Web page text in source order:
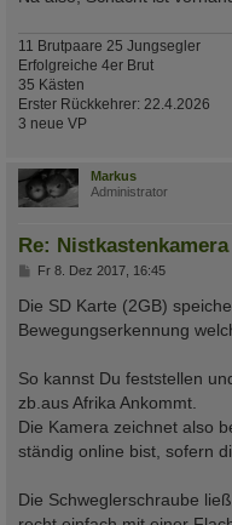
11 Brutpaare 25 Jungsegler
Erfolgreiche 4er Brut
35 Kästen
Erster Rückkehrer: 22.4.2026
3 neue VP
Markus
Administrator
Re:
B
i
t
r
Fr 8. Dez 2017, 16:45
Die SD Karte (2GB)
Bewegungserkennung
So kannst Du feststellen
zb.aus Afrika Ankommt.
Die Kamera zeichnet also
ständig online bist, sofern
Die Schweglerschraube